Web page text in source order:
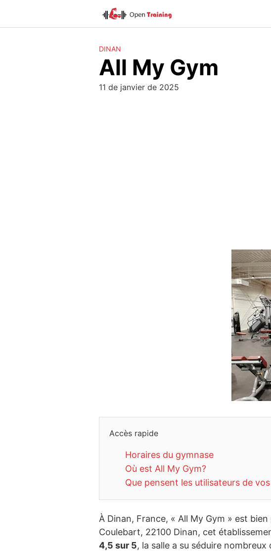
content
DINAN
All My Gym
11 de janvier de 2025
Accès rapide
Horaires du gymnase
Où est All My Gym?
Que pensent les utilisateurs de
À Dinan, France, « All My Gym » est
Coulebart, 22100 Dinan, cet
4,5 sur 5, la salle a su séduire